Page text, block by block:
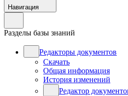
Навигация
Разделы базы знаний
Редакторы документов
Скачать
Общая информация
История изменений
Редактор